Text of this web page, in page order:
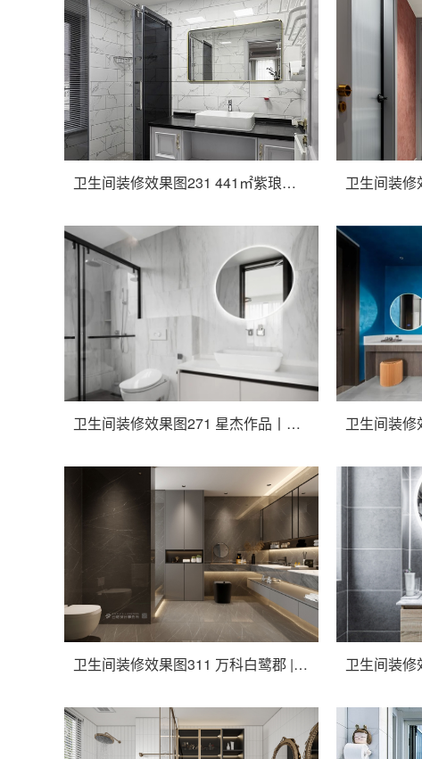
卫生间装修效果图231 441㎡紫琅上郡实景完工
卫生间装修效果图271 星杰作品丨顺发御园 500㎡ 现代简约
卫生间装修效果图311 万科白鹭郡 | 云隐设计